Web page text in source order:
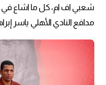
شعبي اف ام، كل ما اشاع في
مدافع النادي الأهلي ياسر